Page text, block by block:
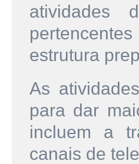
atividades
estrutura
As
para dar
incluem a
canais de